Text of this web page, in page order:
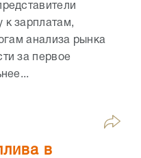
к зарплатам,
анализа рынка
за первое
в